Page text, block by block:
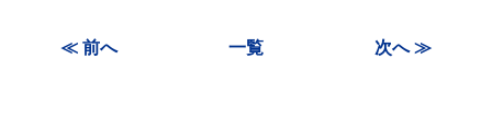
≪ 前へ 一覧 次へ ≫